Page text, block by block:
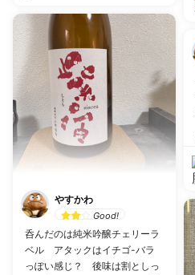
やすかわ
Good!
呑んだのは純米吟醸チェリーラ
ベル アタックはイチゴ-バラ
っぽい感じ？ 後味は割としっ